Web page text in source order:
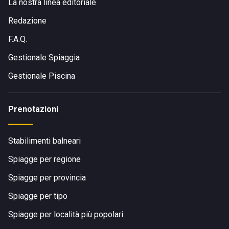
di un magico tramonto.
SERVIZI
Accesso animali
Doccia calda
WiFi
Spiaggia accessibile a disabili
Bar
Beach Volley
RISTORAZIONE
La nostra linea editoriale
Redazione
F.A.Q.
Gestionale Spiaggia
Gestionale Piscina
Prenotazioni
Stabilimenti balneari
Spiagge per regione
Spiagge per provincia
Spiagge per tipo
Spiagge per località più popolari